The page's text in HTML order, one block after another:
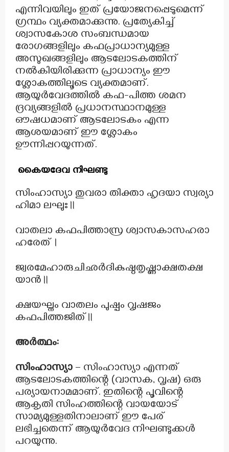
എന്നിവയിലും ഇത് പ്രയോജനപ്പെടുമെന്ന്
ഗ്രന്ഥം വ്യക്തമാക്കുന്നു. പ്രത്യേകിച്ച്
ശ്വാസകോശ സംബന്ധമായ
രോഗങ്ങളിലും കഫപ്രാധാന്യമുള്ള
അസുഖങ്ങളിലും ആടലോടകത്തിന്
നൽകിയിരിക്കുന്ന പ്രാധാന്യം ഈ
ശ്ലോകത്തിലൂടെ വ്യക്തമാണ്.
ആയുർവേദത്തിൽ കഫ-പിത്ത ശമന
ദ്രവ്യങ്ങളിൽ പ്രധാനസ്ഥാനമുള്ള
ഔഷധമാണ് ആടലോടകം എന്ന
ആശയമാണ് ഈ ശ്ലോകം
ഊന്നിപ്പറയുന്നത്.
കൈയദേവ നിഘണ്ടു
സിംഹാസ്യാ തുവരാ തിക്താ ഹൃദയാ സ്വര്യാ
ഹിമാ ലഘുഃ॥
വാതലാ കഫപിത്താസ്ര ശ്വാസകാസഹരാ
ഹരേത്।
ജ്വരമേഹാരുചിഛർദികുഷ്ഠതൃഷ്ണാക്ഷതക്ഷ
യാൻ॥
ക്ഷയഘ്നം വാതലം പുഷ്പം വൃഷജം
കഫപിത്തജിത്॥
അർത്ഥം:
സിംഹാസ്യാ – സിംഹാസ്യാ എന്നത്
ആടലോടകത്തിന്റെ (വാസക, വൃഷ) ഒരു
പര്യായനാമമാണ്. ഇതിന്റെ പൂവിന്റെ
ആകൃതി സിംഹത്തിന്റെ വായയോട്
സാമ്യമുള്ളതിനാലാണ് ഈ പേര്
ലഭിച്ചതെന്ന് ആയുർവേദ നിഘണ്ടുക്കൾ
പറയുന്നു.